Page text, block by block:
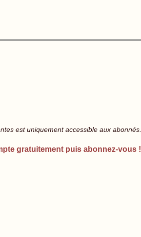
est uniquement accessible aux abonnés.
gratuitement puis abonnez-vous !